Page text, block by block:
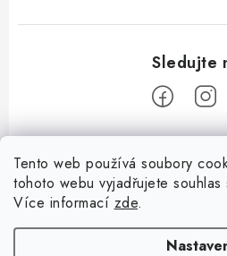
Tento web používá soubory
tohoto webu vyjadřujete
Více informací zde.
Z
Informace pro vás